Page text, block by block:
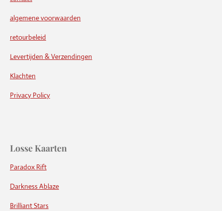
algemene voorwaarden
retourbeleid
Levertijden & Verzendingen
Klachten
Privacy Policy
Losse Kaarten
Paradox Rift
Darkness Ablaze
Brilliant Stars